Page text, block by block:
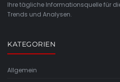
Ihre tägliche Informationsquelle für
Trends und Analysen.
KATEGORIEN
Allgemein